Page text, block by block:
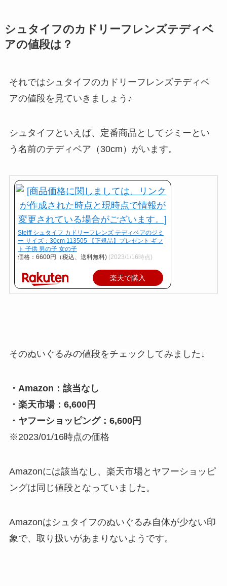
シュタイフのカドリーフレンズテディベ
アの値段は？
それではシュタイフのカドリーフレンズテディベ
アの値段を見ていきましょう♪
シュタイフといえば、定番商品としてジミーとい
う名前のテディベア（30cm）がいます。
Steiff シュタイフ カドリーフレンズ テディベアのジミ
ー サイズ：30cm 113505 【正規品】プレゼント ギフ
ト 子供 男の子 女の子
価格：6600円（税込、送料無料) (2023/1/16時点)
楽天で購入
そのぬいぐるみの値段をチェックしてみました↓
・Amazon：該当なし
・楽天市場：6,600円
・ヤフーショッピング：6,600円
※2023/01/16時点の価格
Amazonには該当なし、楽天市場とヤフーショッピ
ングは同じ値段となっていました。
Amazonはシュタイフのぬいぐるみ自体が少ない印
象で、取り扱いがあまりないようです。